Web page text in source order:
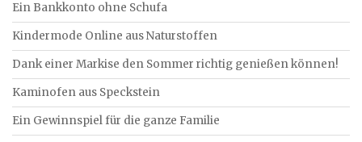
Ein Bankkonto ohne Schufa
Kindermode Online aus Naturstoffen
Dank einer Markise den Sommer richtig genießen können!
Kaminofen aus Speckstein
Ein Gewinnspiel für die ganze Familie